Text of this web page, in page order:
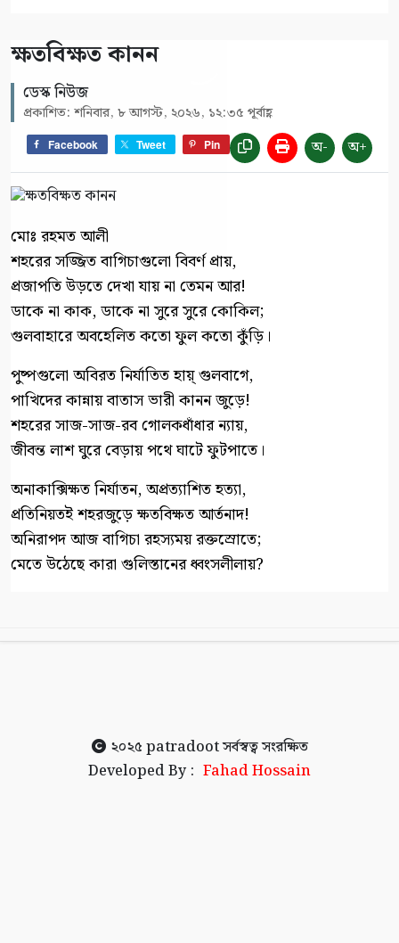
ক্ষতবিক্ষত কানন
ডেস্ক নিউজ
প্রকাশিত: শনিবার, ৮ আগস্ট, ২০২৬, ১২:৩৫ পূর্বাহ্ণ
Facebook Tweet Pin অ- অ+
মোঃ রহমত আলী
শহরের সজ্জিত বাগিচাগুলো বিবর্ণ প্রায়,
প্রজাপতি উড়তে দেখা যায় না তেমন আর!
ডাকে না কাক, ডাকে না সুরে সুরে কোকিল;
গুলবাহারে অবহেলিত কতো ফুল কতো কুঁড়ি।
পুষ্পগুলো অবিরত নির্যাতিত হায়্ গুলবাগে,
পাখিদের কান্নায় বাতাস ভারী কানন জুড়ে!
শহরের সাজ-সাজ-রব গোলকধাঁধার ন্যায়,
জীবন্ত লাশ ঘুরে বেড়ায় পথে ঘাটে ফুটপাতে।
অনাকাক্সিক্ষত নির্যাতন, অপ্রত্যাশিত হত্যা,
প্রতিনিয়তই শহরজুড়ে ক্ষতবিক্ষত আর্তনাদ!
অনিরাপদ আজ বাগিচা রহস্যময় রক্তস্রোতে;
মেতে উঠেছে কারা গুলিস্তানের ধ্বংসলীলায়?
২০২৫ patradootসর্বস্বত্ব সংরক্ষিত
Developed By : Fahad Hossain